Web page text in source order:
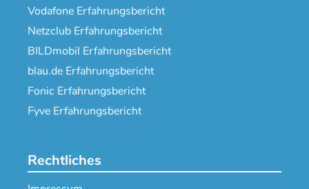
Vodafone Erfahrungsbericht
Netzclub Erfahrungsbericht
BILDmobil Erfahrungsbericht
blau.de Erfahrungsbericht
Fonic Erfahrungsbericht
Fyve Erfahrungsbericht
Rechtliches